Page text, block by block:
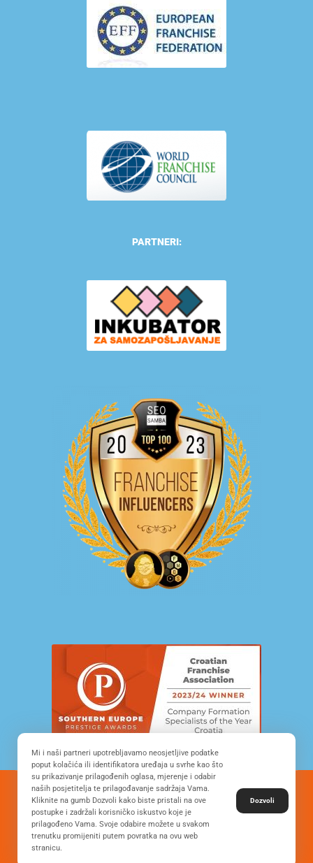
PARTNERI:
© Copyright 2022. All Rights Reserved - FRANCHISE
DEVELOPMENT CROATIA
Mi i naši partneri upotrebljavamo neosjetljive podatke
poput kolačića ili identifikatora uređaja u svrhe kao što
su prikazivanje prilagođenih oglasa, mjerenje i odabir
naših posjetitelja te prilagođavanje sadržaja Vama.
Kliknite na gumb Dozvoli kako biste pristali na ove
postupke i zadržali korisničko iskustvo koje je
prilagođeno Vama. Svoje odabire možete u svakom
trenutku promijeniti putem povratka na ovu web
stranicu.
Dozvoli